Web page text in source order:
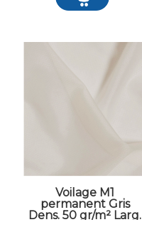
Voilage M1
permanent Gris
Dens. 50 gr/m² Larg.